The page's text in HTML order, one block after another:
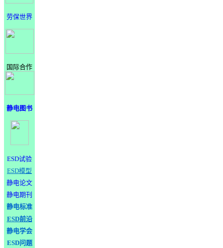
劳保世界
国际合作
静电图书
ESD试验
ESD模型
静电论文
静电期刊
静电标准
ESD前沿
静电学会
ESD问题